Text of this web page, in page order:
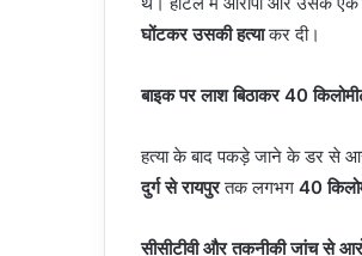
घोंटकर उसकी हत्याकर दी।
बाइक पर लाश बिठाकर 40
हत्या के बाद पकड़े जाने के डर से
दुर्ग से रायपुरतक लगभग 40
सीसीटीवी और तकनीकी जांच से